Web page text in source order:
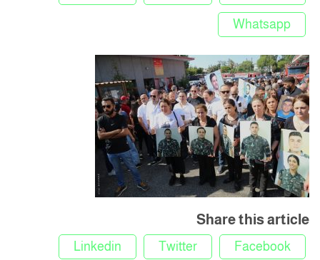
Whatsapp
Share this article
Facebook
Twitter
Linkedin